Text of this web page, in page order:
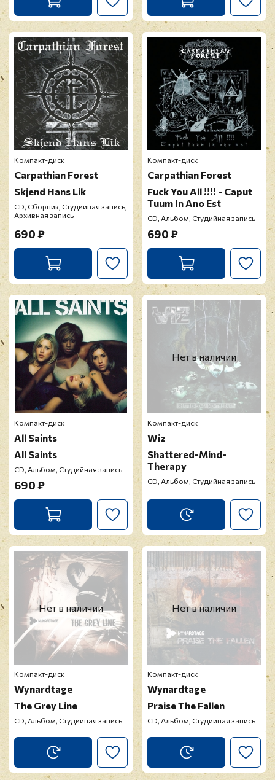
Компакт-диск
Carpathian Forest
Skjend Hans Lik
CD, Сборник, Студийная запись,
Архивная запись
690 ₽
Компакт-диск
Carpathian Forest
Fuck You All !!!! - Caput
Tuum In Ano Est
CD, Альбом, Студийная запись
690 ₽
Компакт-диск
All Saints
All Saints
CD, Альбом, Студийная запись
690 ₽
Нет в наличии
Компакт-диск
Wiz
Shattered-Mind-
Therapy
CD, Альбом, Студийная запись
Нет в наличии
Компакт-диск
Wynardtage
The Grey Line
CD, Альбом, Студийная запись
Нет в наличии
Компакт-диск
Wynardtage
Praise The Fallen
CD, Альбом, Студийная запись